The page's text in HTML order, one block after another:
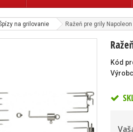
na grilovanie Ražeň pre grily
Kód